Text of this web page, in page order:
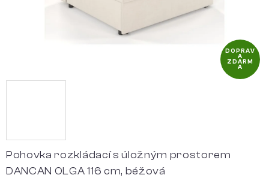
Pohovka rozkládací s úložným prostorem
DANCAN OLGA 116 cm, béžová
DOPRAV
A
ZDARM
A